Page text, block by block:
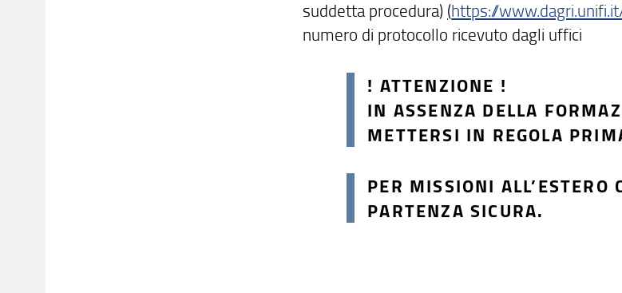
suddetta procedura) (https://
numero di protocollo ricevuto dagli uffici
! ATTENZIONE !
IN ASSENZA DELLA
METTERSI IN REGOLA
PER MISSIONI ALL’ESTERO
PARTENZA SICURA.